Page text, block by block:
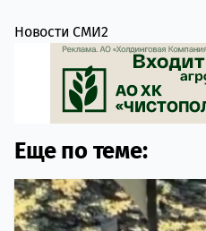
Новости СМИ2
Еще по теме: